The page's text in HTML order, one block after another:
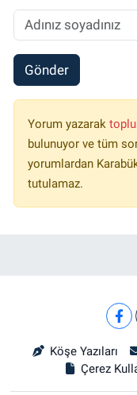
Gönder
Yorum yazarak
bulunuyor ve tüm
yorumlardan
tutulamaz.
Köşe Yazıları
Çerez